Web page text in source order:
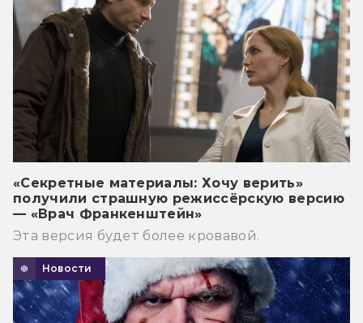
«Секретные материалы: Хочу верить»
получили страшную режиссёрскую версию
— «Врач Франкенштейн»
Эта версия будет более кровавой.
Новости